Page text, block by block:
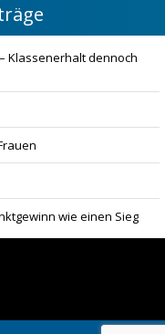
Klassenerhalt dennoch
wie einen Sieg